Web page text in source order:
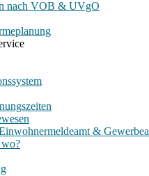
nach VOB & UVgO
&